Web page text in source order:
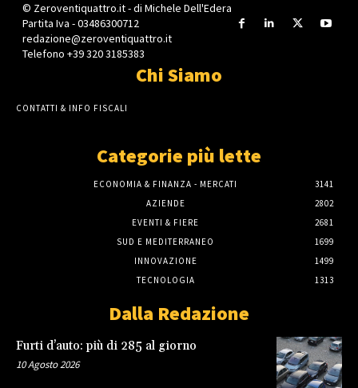
© Zeroventiquattro.it - di Michele Dell'Edera
Partita Iva - 03486300712
redazione@zeroventiquattro.it
Telefono +39 320 3185383
Chi Siamo
CONTATTI & INFO FISCALI
Categorie più lette
ECONOMIA & FINANZA - MERCATI
3141
AZIENDE
2802
EVENTI & FIERE
2681
SUD E MEDITERRANEO
1699
INNOVAZIONE
1499
TECNOLOGIA
1313
Dalla Redazione
Furti d’auto: più di 285 al giorno
10 Agosto 2026